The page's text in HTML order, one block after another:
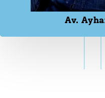
Av.